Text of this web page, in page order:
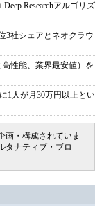
Researchアルゴリズ
3社シェアとネオクラウ
性能、業界最安値）を
1人が月30万円以上とい
画・構成されていま
タナティブ・ブロ